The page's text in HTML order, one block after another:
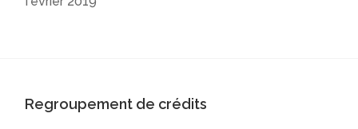
Regroupement de crédits